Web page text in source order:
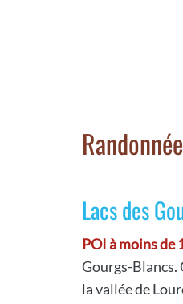
Lacs des
POI à moins de
Gourgs-Blancs.
la vallée de